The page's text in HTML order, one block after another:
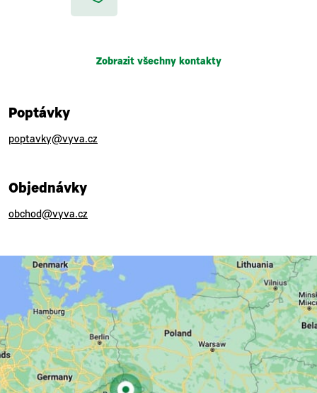
Zobrazit všechny kontakty
Poptávky
poptavky@vyva.cz
Objednávky
obchod@vyva.cz